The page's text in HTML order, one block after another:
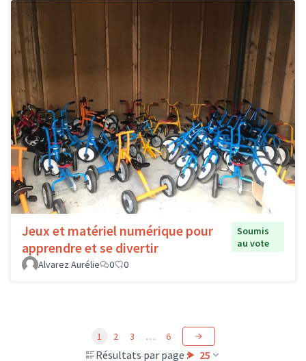
Jeux et matériel numérique pour
apprendre et se divertir
Soumis
au vote
Alvarez Aurélie
0 0
Résultats par page : 25
1 2 3 … 6